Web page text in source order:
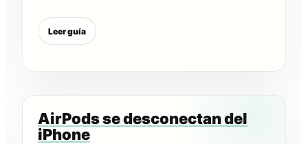
Leer guía
AirPods se desconectan del
iPhone